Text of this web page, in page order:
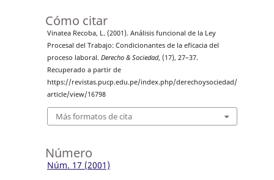
Cómo citar
Vinatea Recoba, L. (2001). Análisis funcional de la Ley
Procesal del Trabajo: Condicionantes de la eficacia del
proceso laboral. Derecho & Sociedad, (17), 27–37.
Recuperado a partir de
https://revistas.pucp.edu.pe/index.php/derechoysociedad/
article/view/16798
Más formatos de cita
Número
Núm. 17 (2001)